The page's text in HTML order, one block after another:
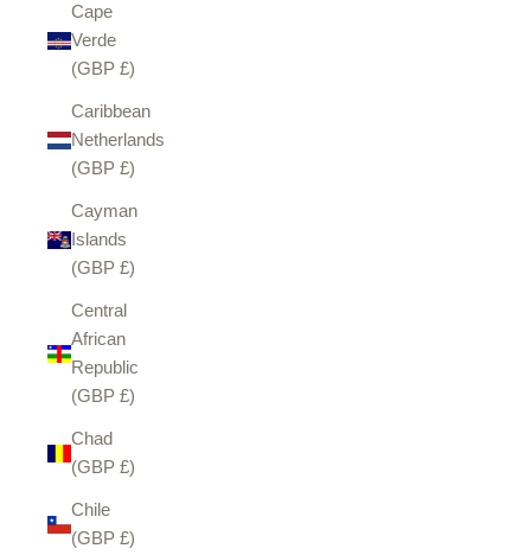
Cape
Verde
(GBP £)
Caribbean
Netherlands
(GBP £)
Cayman
Islands
(GBP £)
Central
African
Republic
(GBP £)
Chad
(GBP £)
Chile
(GBP £)